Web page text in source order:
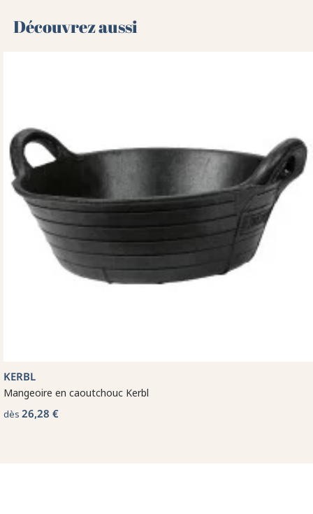
Découvrez aussi 🌻
KERBL
Mangeoire en caoutchouc Kerbl
dès 26,28 €